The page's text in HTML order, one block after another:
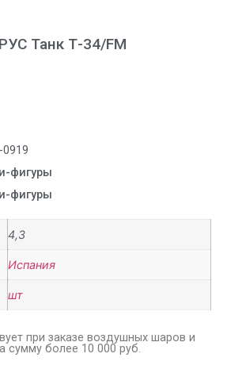
Танк Т-34/FM
0919
фигуры
фигуры
4,3
Испания
шт
при заказе воздушных шаров и
сумму более 10 000 руб.